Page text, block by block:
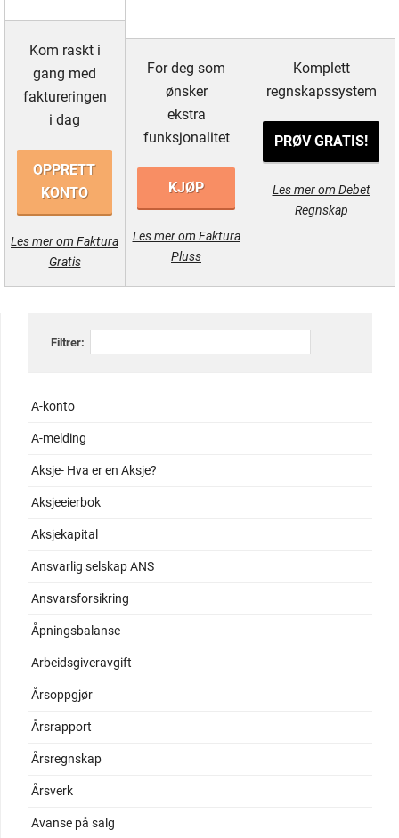
Kom raskt i
gang med
faktureringen
i dag
OPPRETT
KONTO
Les mer om Faktura
Gratis
For deg som
ønsker
ekstra
funksjonalitet
KJØP
Les mer om Faktura
Pluss
Komplett
regnskapssystem
PRØV GRATIS!
Les mer om Debet
Regnskap
Filtrer:
A-konto
A-melding
Aksje- Hva er en Aksje?
Aksjeeierbok
Aksjekapital
Ansvarlig selskap ANS
Ansvarsforsikring
Åpningsbalanse
Arbeidsgiveravgift
Årsoppgjør
Årsrapport
Årsregnskap
Årsverk
Avanse på salg